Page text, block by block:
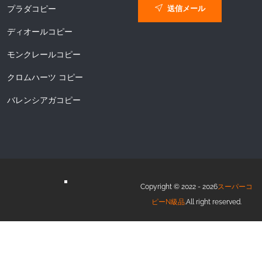
プラダコピー
ディオールコピー
モンクレールコピー
クロムハーツ コピー
バレンシアガコピー
送信メール
Copyright © 2022 - 2026スーパーコ
ピーN級品 .All right reserved.